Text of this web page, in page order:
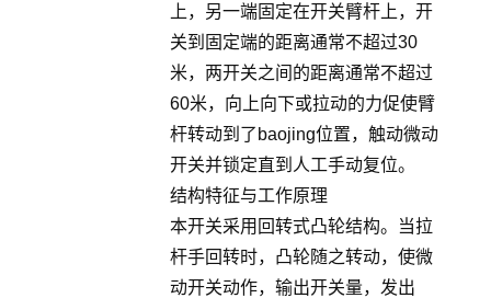
上，另一端固定在开关臂杆上，开
关到固定端的距离通常不超过30
米，两开关之间的距离通常不超过
60米，向上向下或拉动的力促使臂
杆转动到了baojing位置，触动微动
开关并锁定直到人工手动复位。
结构特征与工作原理
本开关采用回转式凸轮结构。当拉
杆手回转时，凸轮随之转动，使微
动开关动作，输出开关量，发出